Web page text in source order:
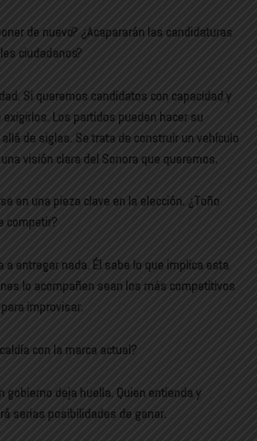
de nuevo? ¿Acapararán las candidaturas
ciudadanos?
Si queremos candidatos con capacidad y
Los partidos pueden hacer su
de siglas. Se trata de construir un vehículo
visión clara del Sonora que queremos.
en una pieza clave en la elección. ¿Toño
competir?
a entregar nada. Él sabe lo que implica esta
lo acompañen sean los más competitivos
improvisar.
con la marca actual?
gobierno deja huella. Quien entienda y
serias posibilidades de ganar.